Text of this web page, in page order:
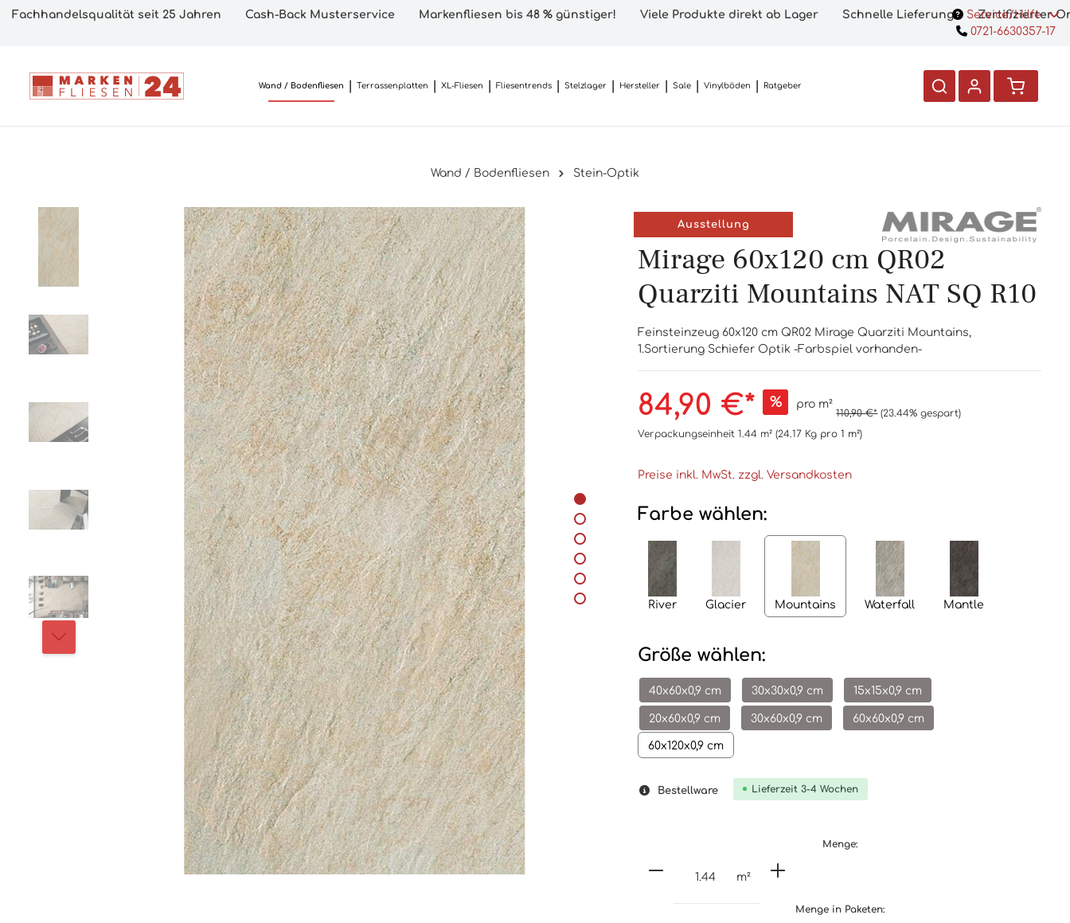
Fachhandelsqualität seit 25 Jahren Cash-Back Musterservice Markenfliesen bis 48 % günstiger! Viele Produkte direkt ab Lager Schnelle Lieferung Zertifizierter
Service/Hilfe
0721-6630357-17
Wand / Bodenfliesen Terrassenplatten XL-Fliesen Fliesentrends Stelzlager Hersteller Sale Vinylböden Ratgeber
Wand / Bodenfliesen Stein-Optik
Ausstellung
Mirage 60x120 cm QR02
Quarziti Mountains NAT SQ R10
Feinsteinzeug 60x120 cm QR02 Mirage Quarziti Mountains,
1.Sortierung Schiefer Optik -Farbspiel vorhanden-
84,90 €* % pro m²
110,90 €* (23.44% gespart)
Verpackungseinheit 1.44 m²(24.17 Kg pro 1 m²)
Preise inkl. MwSt. zzgl. Versandkosten
Farbe wählen:
River Glacier Mountains Waterfall Mantle
Größe wählen:
40x60x0,9 cm 30x30x0,9 cm 15x15x0,9 cm
20x60x0,9 cm 30x60x0,9 cm 60x60x0,9 cm
60x120x0,9 cm
Bestellware Lieferzeit 3-4 Wochen
Menge:
m²
Menge in Paketen: